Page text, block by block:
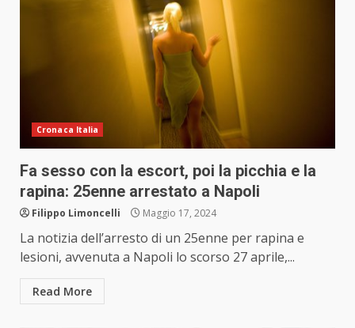
Cronaca Italia
Fa sesso con la escort, poi la picchia e la
rapina: 25enne arrestato a Napoli
Filippo Limoncelli Maggio 17, 2024
La notizia dell’arresto di un 25enne per rapina e
lesioni, avvenuta a Napoli lo scorso 27 aprile,...
Read More